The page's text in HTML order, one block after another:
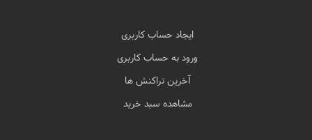
ایجاد حساب کاربری
ورود به حساب کاربری
آخرین تراکنش ها
مشاهده سبد خرید